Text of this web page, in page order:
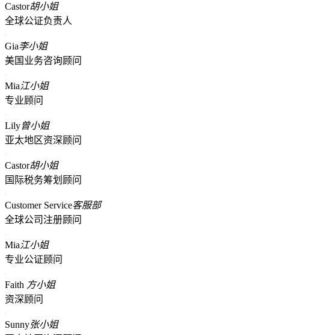
Castor胡小姐
全球公证负责人
Gia李小姐
美国业务咨询顾问
Mia江小姐
专业顾问
Lily曾小姐
亚太地区资深顾问
Castor胡小姐
国际税务筹划顾问
Customer Service客服部
全球公司注册顾问
Mia江小姐
专业公证顾问
Faith 方小姐
资深顾问
Sunny张小姐